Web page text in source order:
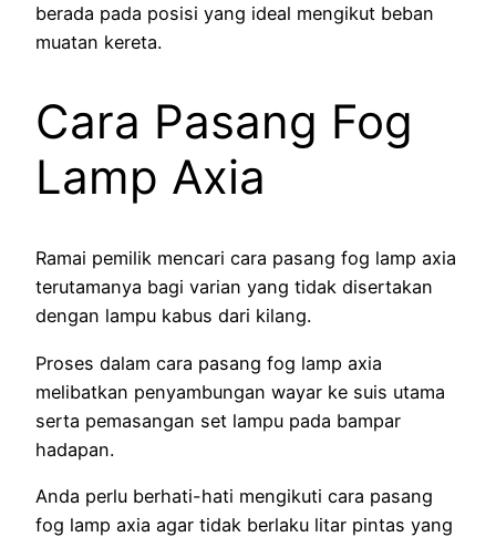
berada pada posisi yang ideal mengikut beban
muatan kereta.
Cara Pasang Fog
Lamp Axia
Ramai pemilik mencari cara pasang fog lamp axia
terutamanya bagi varian yang tidak disertakan
dengan lampu kabus dari kilang.
Proses dalam cara pasang fog lamp axia
melibatkan penyambungan wayar ke suis utama
serta pemasangan set lampu pada bampar
hadapan.
Anda perlu berhati-hati mengikuti cara pasang
fog lamp axia agar tidak berlaku litar pintas yang